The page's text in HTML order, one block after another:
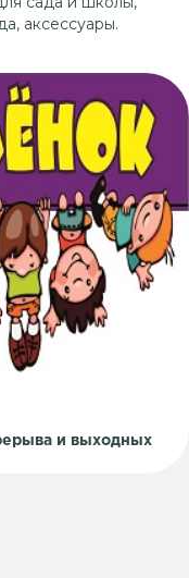
аксессуары.
и выходных